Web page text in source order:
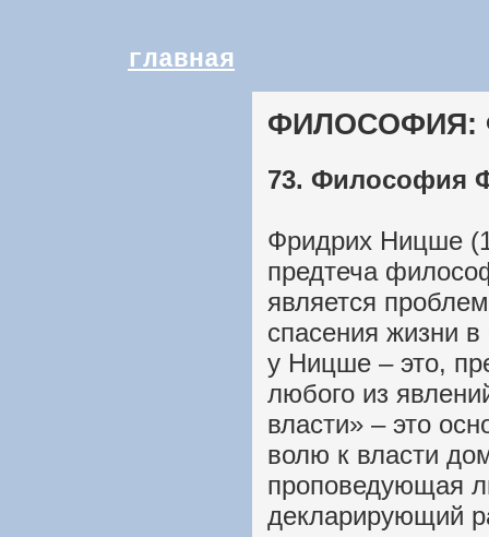
главная
ФИЛОСОФИЯ:
73. Философия
Фридрих Ницше
предтеча
является
спасения жизни
у Ницше – это,
любого из
власти» – это
волю к власти
проповедующая
декларирующий